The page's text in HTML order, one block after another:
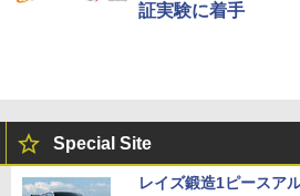
証実験に着手
Special Site
レイズ鍛造1ピースア